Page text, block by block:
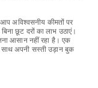
अविश्वसनीय कीमतों पर
छूट दरों का लाभ उठाएं।
आसान नहीं रहा है। एक
अपनी सस्ती उड़ान बुक